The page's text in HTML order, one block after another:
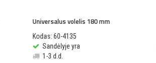
Universalus volelis 180 mm
Kodas: 60-4135
Sandėlyje yra
1-3 d.d.